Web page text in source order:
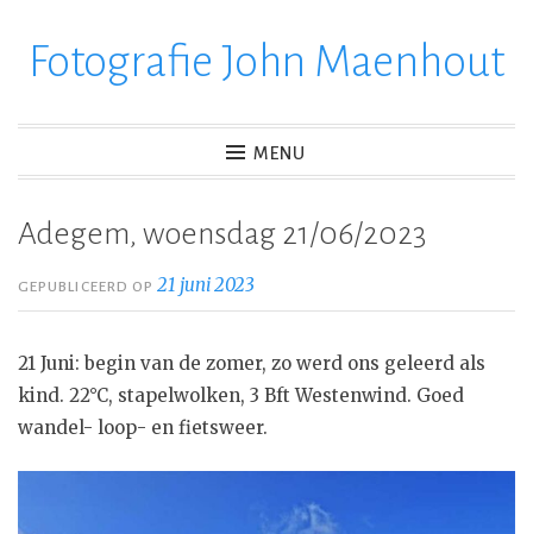
verderFotografie John Maenhout
MENU
Adegem, woensdag 21/06/2023
GEPUBLICEERD OP21 juni 2023
21 Juni: begin van de zomer, zo werd ons geleerd als
kind. 22°C, stapelwolken, 3 Bft Westenwind. Goed
wandel- loop- en fietsweer.